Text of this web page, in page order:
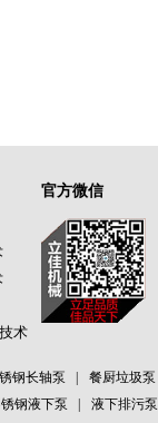
术
官方微信
钢长轴泵 |
餐厨垃圾泵
钢液下泵 |
液下排污泵